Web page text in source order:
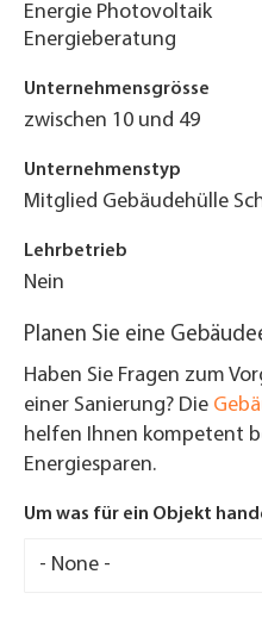
Energie Photovoltaik
Energieberatung
Unternehmensgrösse
zwischen 10 und 49
Unternehmenstyp
Mitglied Gebäudehülle
Lehrbetrieb
Nein
Planen Sie eine
Haben Sie Fragen zum
einer Sanierung? Die
helfen Ihnen kompetent
Energiesparen.
Um was für ein Objekt